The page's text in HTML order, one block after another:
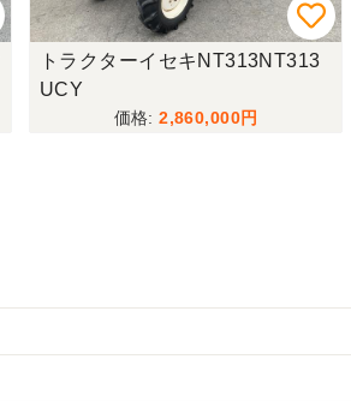
トラクターイセキNT313NT313
UCY
2,860,000